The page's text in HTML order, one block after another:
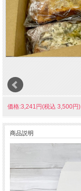
価格:3,241円(税込 3,500円)
商品説明